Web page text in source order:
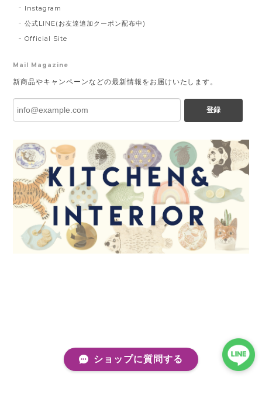
Instagram
公式LINE(お友達追加クーポン配布中)
Official Site
Mail Magazine
新商品やキャンペーンなどの最新情報をお届けいたします。
登録
ショップに質問する